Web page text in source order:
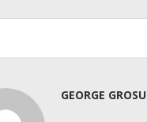
GEORGE GROSU